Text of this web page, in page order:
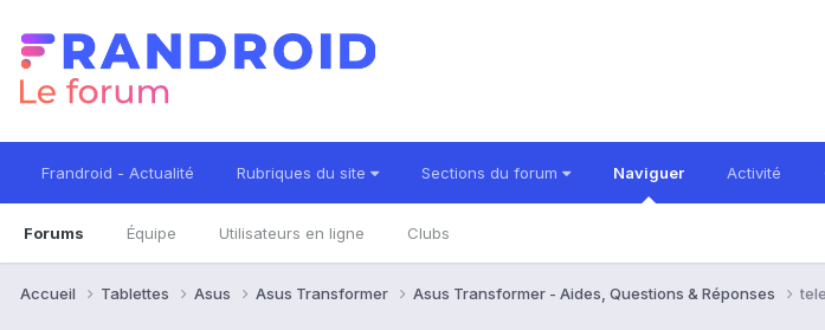
Frandroid - Actualité Rubriques du site Sections du forum Naviguer
Forums Équipe Utilisateurs en ligne Clubs
Activité
Accueil Tablettes Asus Asus Transformer Asus Transformer - Aides, Questions & Réponses